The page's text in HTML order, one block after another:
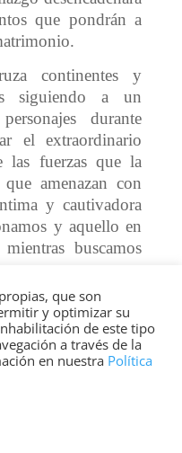
que pondrán a
continentes y
siguiendo a un
durante
el extraordinario
las fuerzas que la
amenazan con
y cautivadora
y aquello en
buscamos
que son
y optimizar su
de este tipo
a través de la
en nuestra Política